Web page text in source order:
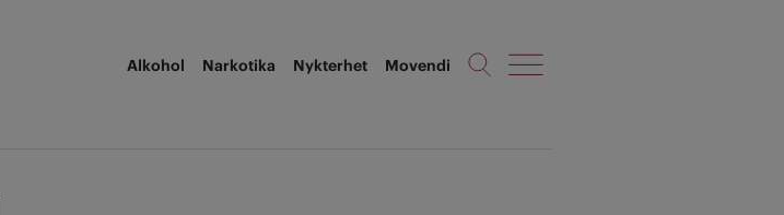
Alkohol Narkotika Nykterhet Movendi